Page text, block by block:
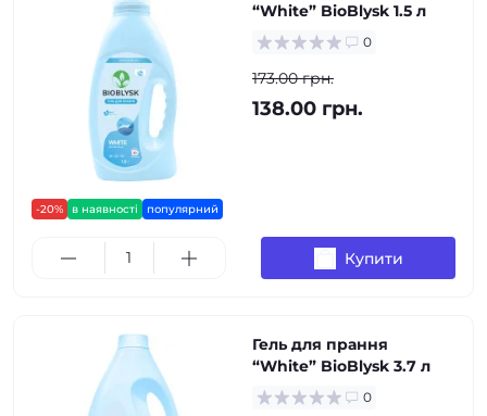
-20% в наявності популярний
“White” BioBlysk 1.5 л
0
173.00 грн.
138.00 грн.
Купити
Гель для прання
“White” BioBlysk 3.7 л
0